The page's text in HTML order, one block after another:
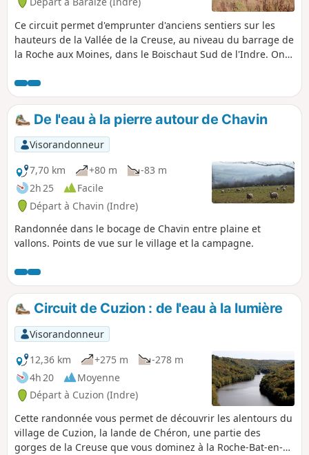
Ce circuit permet d'emprunter d'anciens sentiers sur les
hauteurs de la Vallée de la Creuse, au niveau du barrage de
la Roche aux Moines, dans le Boischaut Sud de l'Indre. On y
et lié à la fête de la batteuse qui a lieu à Chamorin,
commune de Baraize, le quatrième dimanche d'août. Le
parcours offre de beaux points de vue sur les alentours.
De l'eau à la pierre autour de Chavin
Visorandonneur
7,70 km
+80 m
-83 m
2h 25
Facile
Départ à Chavin (Indre)
Randonnée dans le bocage de Chavin entre plaine et
vallons. Points de vue sur le village et la campagne.
Circuit de Cuzion : de l'eau à la lumière
Visorandonneur
12,36 km
+275 m
-278 m
4h 20
Moyenne
Départ à Cuzion (Indre)
Cette randonnée vous permet de découvrir les alentours du
village de Cuzion, la lande de Chéron, une partie des
gorges de la Creuse que vous dominez à la Roche-Bat-en-